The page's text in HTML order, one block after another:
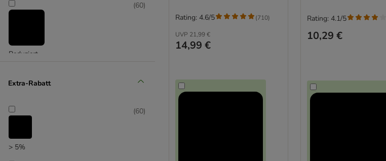
Reduziert
(60)
Unser Favorit
Extra-Rabatt
> 5%
(60)
UVP 21,99 €
14,99 €
Rating: 4.6/5 (710)
10,29 €
Rating: 4.1/5